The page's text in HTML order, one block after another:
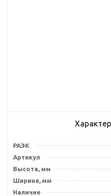
РАЭК
Артикул
Высота, мм
Ширина, мм
Наличие